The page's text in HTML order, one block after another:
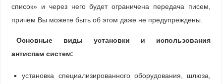
список» и через него будет ограничена передача писем,
причем Вы можете быть об этом даже не предупреждены.
Основные виды установки и использования
антиспам систем:
установка специализированного оборудования, шлюза,